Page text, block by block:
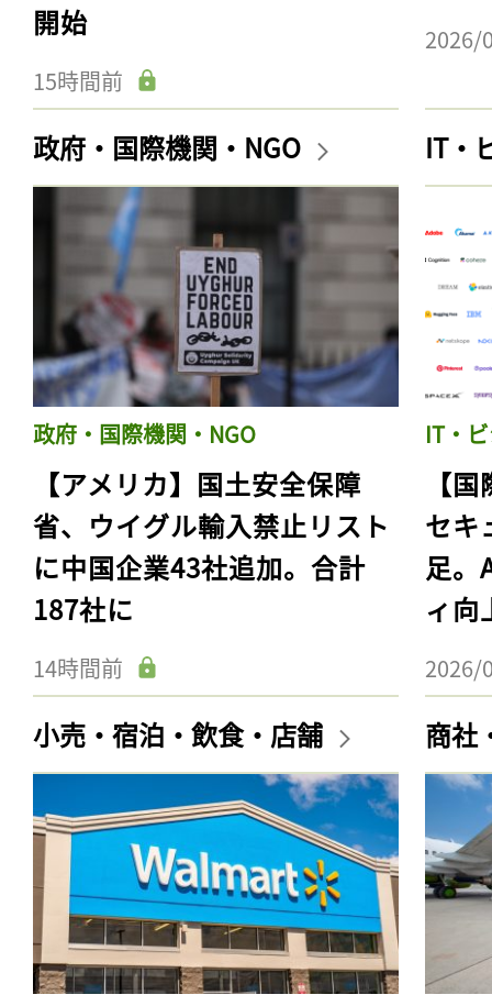
開始
15時間前
2026/
政府・国際機関・NGO
政府・国際機関・NGO
【アメリカ】国土安全保障
省、ウイグル輸入禁止リスト
に中国企業43社追加。合計
187社に
14時間前
IT・
IT・
【
セキ
足。
ィ向
2026/
小売・宿泊・飲食・店舗 商社